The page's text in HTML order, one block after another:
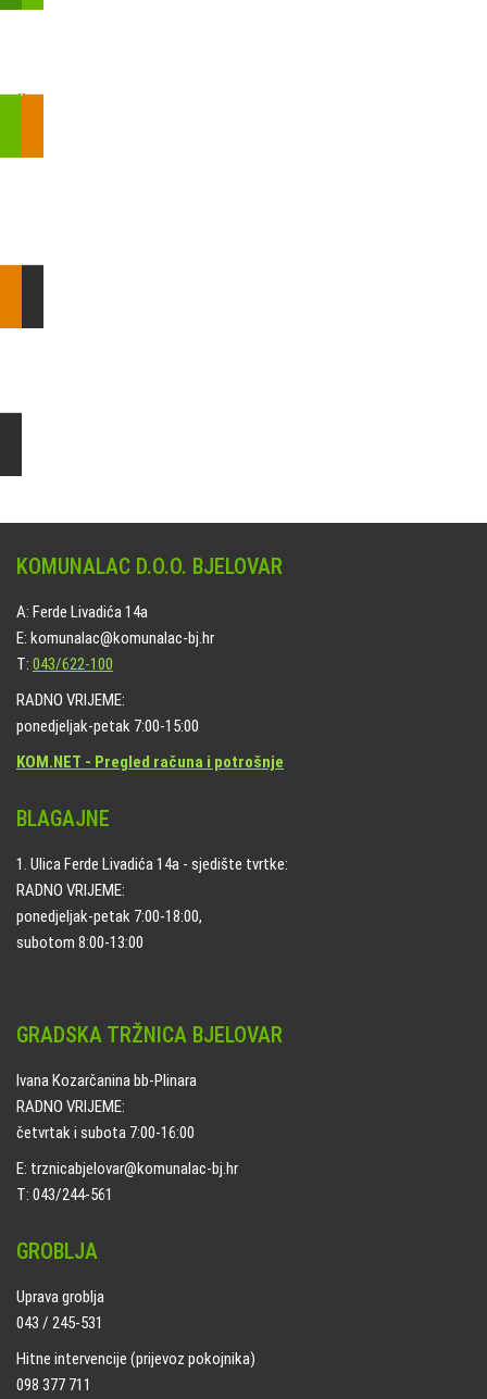
KOMUNALAC D.O.O. BJELOVAR
A: Ferde Livadića 14a
E: komunalac@komunalac-bj.hr
T: 043/622-100
RADNO VRIJEME:
ponedjeljak-petak 7:00-15:00
KOM.NET - Pregled računa i potrošnje
BLAGAJNE
1. Ulica Ferde Livadića 14a - sjedište tvrtke:
RADNO VRIJEME:
ponedjeljak-petak 7:00-18:00,
subotom 8:00-13:00
GRADSKA TRŽNICA BJELOVAR
Ivana Kozarčanina bb-Plinara
RADNO VRIJEME:
četvrtak i subota 7:00-16:00
E: trznicabjelovar@komunalac-bj.hr
T: 043/244-561
GROBLJA
Uprava groblja
043 / 245-531
Hitne intervencije (prijevoz pokojnika)
098 377 711